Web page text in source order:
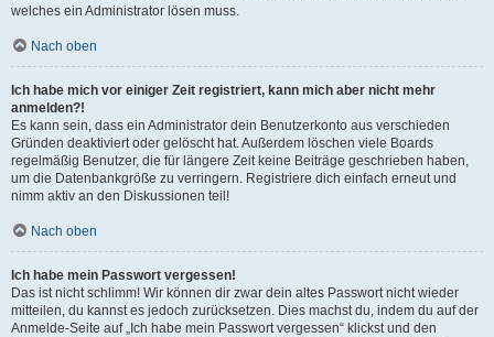
welches ein Administrator lösen muss.
Nach oben
Ich habe mich vor einiger Zeit registriert, kann mich aber nicht mehr
anmelden?!
Es kann sein, dass ein Administrator dein Benutzerkonto aus verschieden
Gründen deaktiviert oder gelöscht hat. Außerdem löschen viele Boards
regelmäßig Benutzer, die für längere Zeit keine Beiträge geschrieben haben,
um die Datenbankgröße zu verringern. Registriere dich einfach erneut und
nimm aktiv an den Diskussionen teil!
Nach oben
Ich habe mein Passwort vergessen!
Das ist nicht schlimm! Wir können dir zwar dein altes Passwort nicht wieder
mitteilen, du kannst es jedoch zurücksetzen. Dies machst du, indem du auf der
Anmelde-Seite auf „Ich habe mein Passwort vergessen“ klickst und den